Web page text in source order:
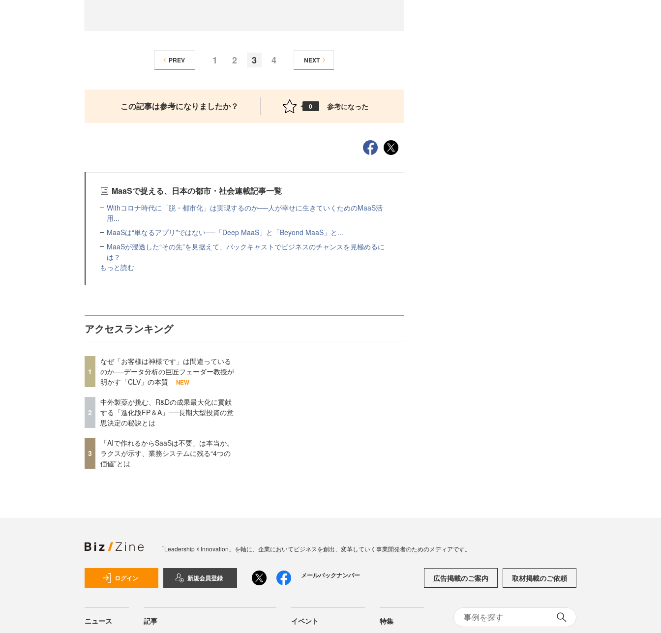
1 2 3 4
PREV NEXT
この記事は参考になりましたか？ 0 参考になった
MaaSで捉える、日本の都市・社会連載記事一覧
Withコロナ時代に「脱・都市化」は実現するのか──人が幸せに生きていくためのMaaS活
用...
MaaSは“単なるアプリ”ではない──「Deep MaaS」と「Beyond MaaS」と...
MaaSが浸透した“その先”を見据えて、バックキャストでビジネスのチャンスを見極めるに
は？
もっと読む
アクセスランキング
1
なぜ「お客様は神様です」は間違っている
のか──データ分析の巨匠フェーダー教授が
明かす「CLV」の本質
NEW
2
中外製薬が挑む、R&Dの成果最大化に貢献
する「進化版FP＆A」──長期大型投資の意
思決定の秘訣とは
3
「AIで作れるからSaaSは不要」は本当か。
ラクスが示す、業務システムに残る“4つの
価値”とは
「Leadership ☓ Innovation」を軸に、企業においてビジネスを創出、変革していく事業開発者のためのメディアです。
ログイン 新規会員登録 メールバックナンバー 広告掲載のご案内 取材掲載のご依頼
ニュース 記事 イベント 特集